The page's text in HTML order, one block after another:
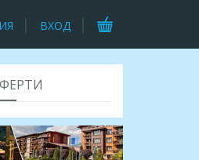
ВХОД